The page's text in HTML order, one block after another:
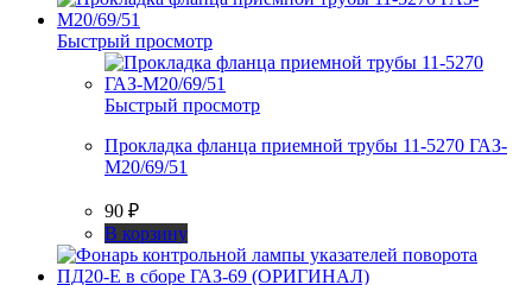
Быстрый просмотр
Быстрый просмотр
Прокладка фланца приемной трубы 11-5270 ГАЗ-
М20/69/51
90 ₽
В корзину